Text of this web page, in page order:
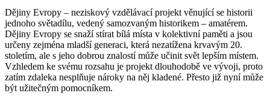
Dějiny Evropy – neziskový vzdělávací projekt věnující se historii
jednoho světadílu, vedený samozvaným historikem – amatérem.
Dějiny Evropy se snaží stírat bílá místa v kolektivní paměti a jsou
určeny zejména mladší generaci, která nezatížena krvavým 20.
stoletím, ale s jeho dobrou znalostí může učinit svět lepším místem.
Vzhledem ke svému rozsahu je projekt dlouhodobě ve vývoji, proto
zatím zdaleka nesplňuje nároky na něj kladené. Přesto již nyní může
být užitečným pomocníkem.